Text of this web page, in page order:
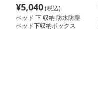
¥5,040(税込)
ベッド 下 収納 防水防塵
ベッド下収納ボックス